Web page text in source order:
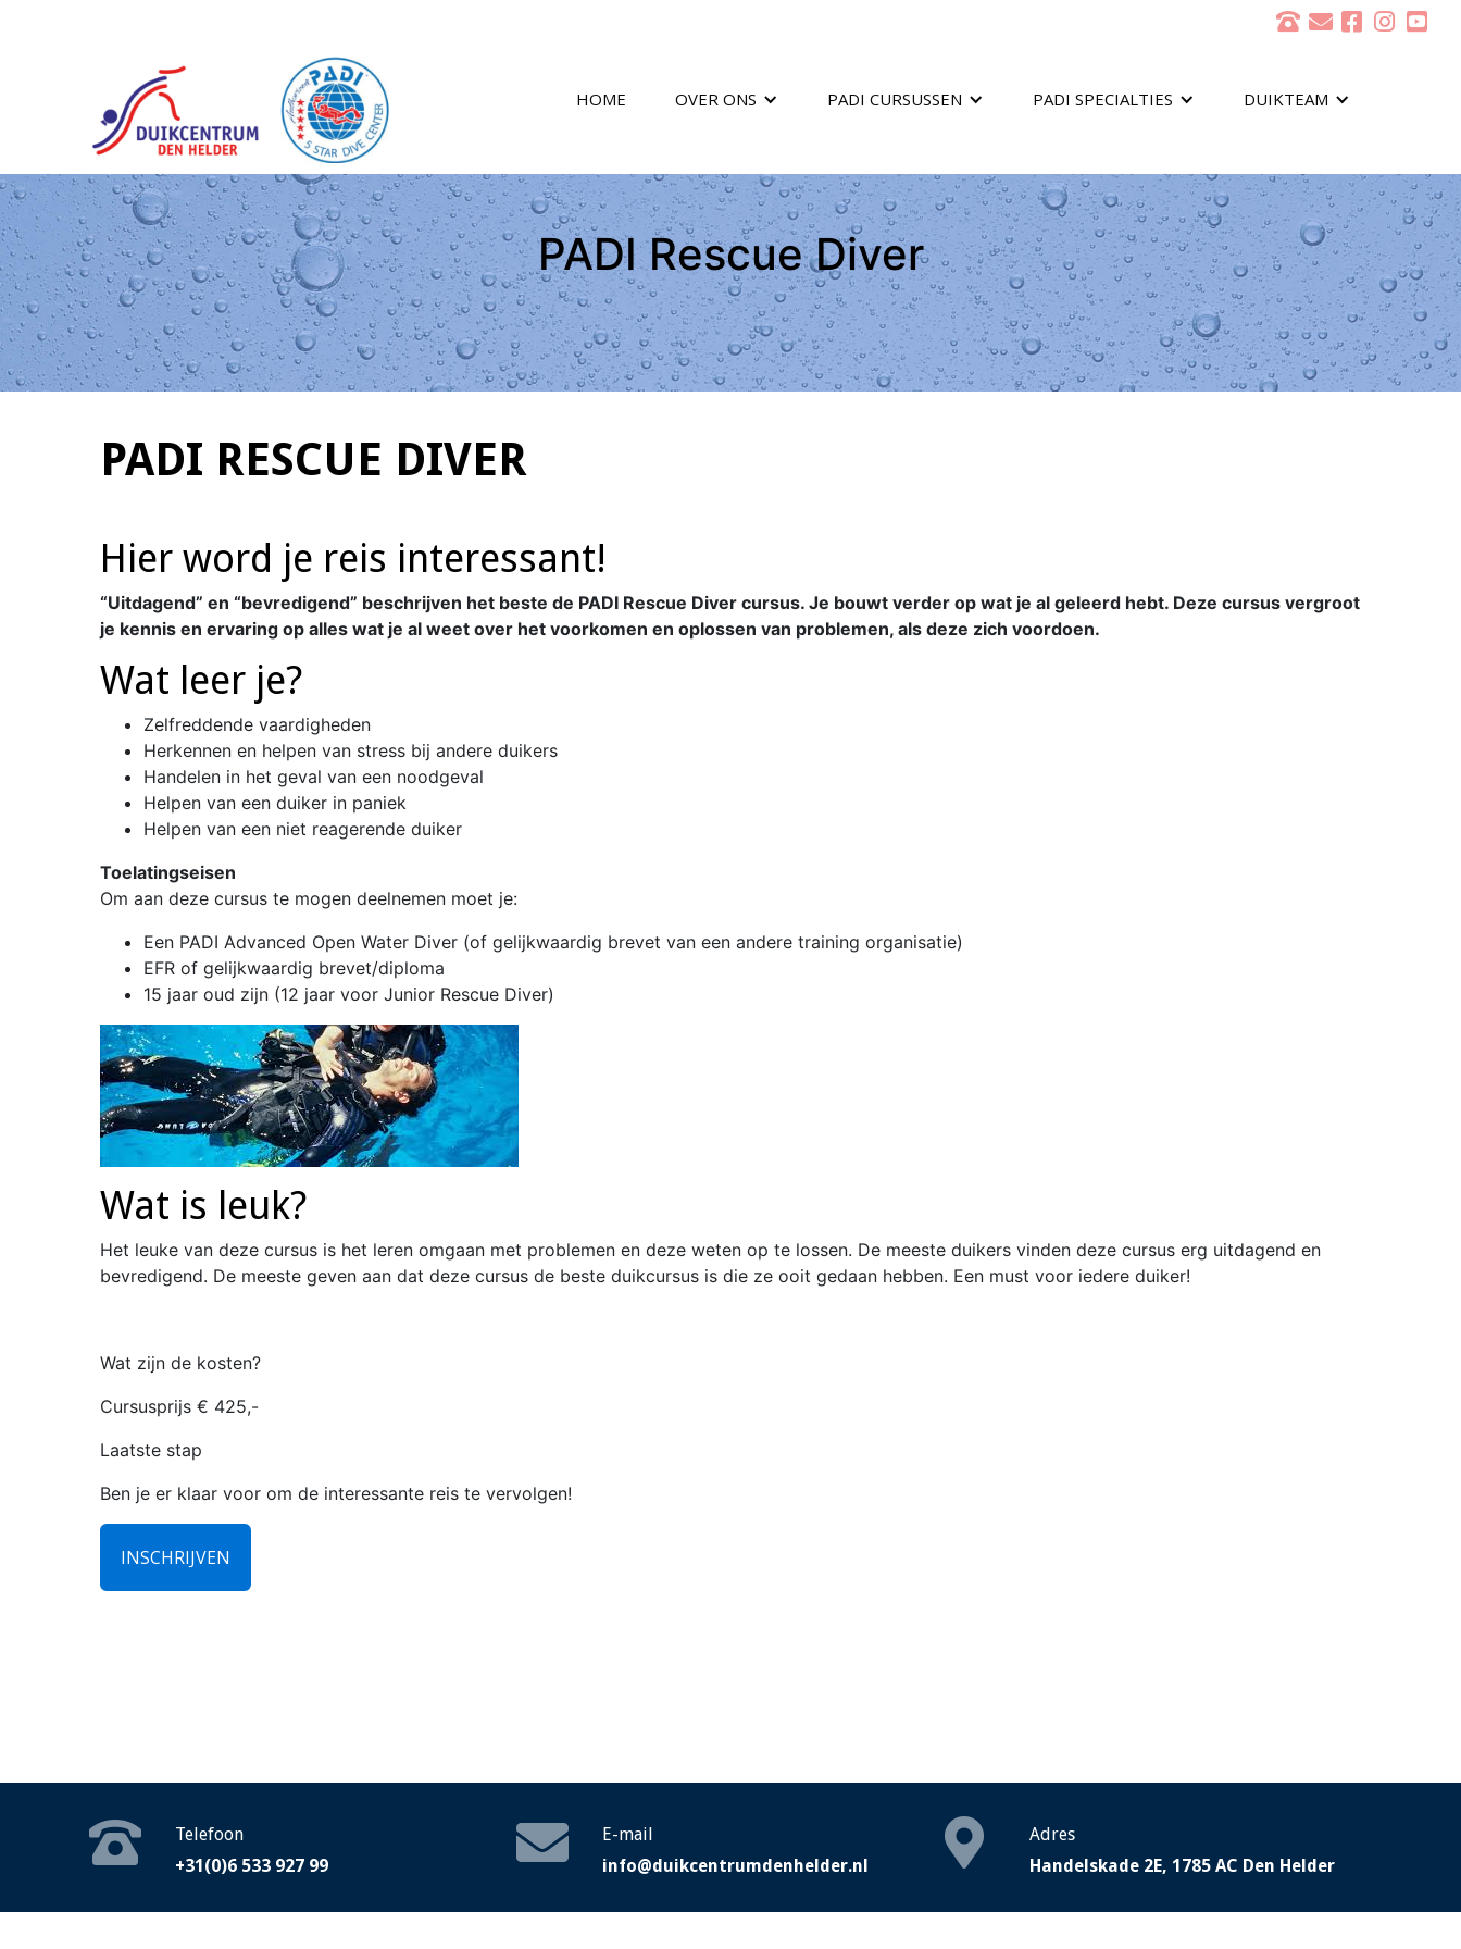
HOME OVER ONS PADI CURSUSSEN PADI SPECIALTIES DUIKTEAM
PADI Rescue Diver
PADI RESCUE DIVER
Hier word je reis interessant!
“Uitdagend” en “bevredigend” beschrijven het beste de PADI Rescue Diver cursus. Je bouwt verder op wat je al geleerd hebt. Deze cursus vergroot
je kennis en ervaring op alles wat je al weet over het voorkomen en oplossen van problemen, als deze zich voordoen.
Wat leer je?
Zelfreddende vaardigheden
Herkennen en helpen van stress bij andere duikers
Handelen in het geval van een noodgeval
Helpen van een duiker in paniek
Helpen van een niet reagerende duiker
Toelatingseisen
Om aan deze cursus te mogen deelnemen moet je:
Een PADI Advanced Open Water Diver (of gelijkwaardig brevet van een andere training organisatie)
EFR of gelijkwaardig brevet/diploma
15 jaar oud zijn (12 jaar voor Junior Rescue Diver)
Wat is leuk?
Het leuke van deze cursus is het leren omgaan met problemen en deze weten op te lossen. De meeste duikers vinden deze cursus erg uitdagend en
bevredigend. De meeste geven aan dat deze cursus de beste duikcursus is die ze ooit gedaan hebben. Een must voor iedere duiker!
Wat zijn de kosten?
Cursusprijs € 425,-
Laatste stap
Ben je er klaar voor om de interessante reis te vervolgen!
INSCHRIJVEN
Telefoon
+31(0)6 533 927 99
E-mail
info@duikcentrumdenhelder.nl
Adres
Handelskade 2E, 1785 AC Den Helder